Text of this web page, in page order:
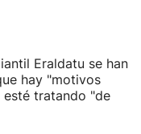
Eraldatu se han
hay "motivos
esté tratando "de